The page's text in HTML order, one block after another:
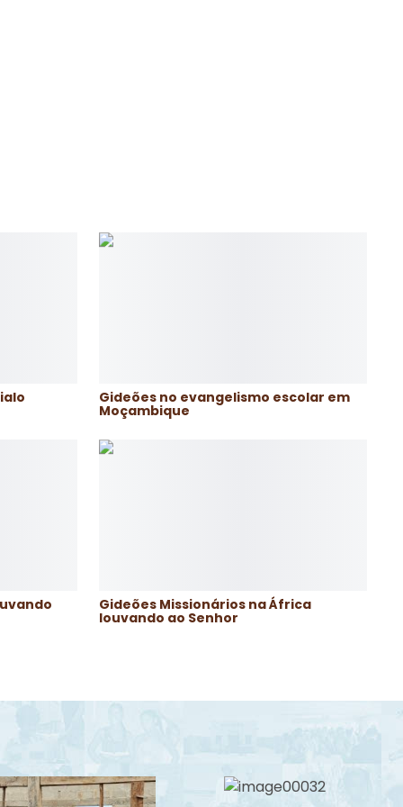
Gideões no evangelismo escolar em
Moçambique
Gideões Missionários na África
louvando ao Senhor